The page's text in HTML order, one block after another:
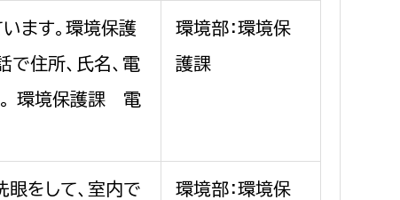
ます。環境保護
住所、氏名、電
環境保護課 電
環境部：環境保
護課
眼をして、室内で
環境部：環境保